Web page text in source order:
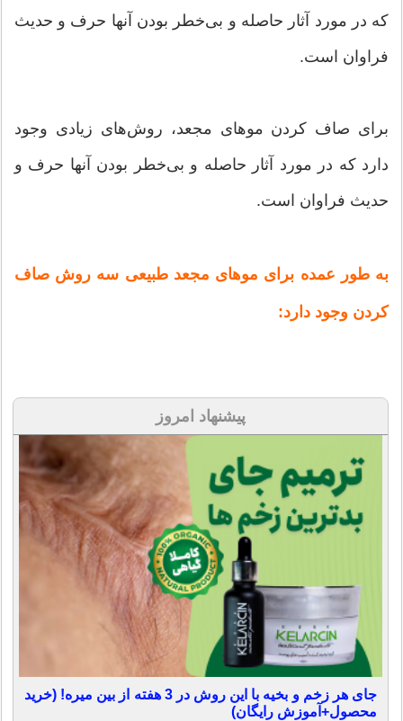
که در مورد آثار حاصله و بی‌خطر بودن آنها حرف و حدیث
فراوان است.
برای صاف کردن موهای مجعد، روش‌های زیادی وجود
دارد که در مورد آثار حاصله و بی‌خطر بودن آنها حرف و
حدیث فراوان است.
به طور عمده برای موهای مجعد طبیعی سه روش صاف
کردن وجود دارد:
پیشنهاد امروز
جای هر زخم و بخیه با این روش در 3 هفته از بین میره! (خرید
محصول+آموزش رایگان)